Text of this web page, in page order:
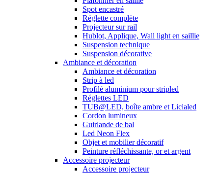
Spot encastré
Réglette complète
Projecteur sur rail
Hublot, Applique, Wall light en saillie
Suspension technique
Suspension décorative
Ambiance et décoration
Ambiance et décoration
Strip à led
Profilé aluminium pour stripled
Réglettes LED
TUB@LED, boîte ambre et Licialed
Cordon lumineux
Guirlande de bal
Led Neon Flex
Objet et mobilier décoratif
Peinture réfléchissante, or et argent
Accessoire projecteur
Accessoire projecteur